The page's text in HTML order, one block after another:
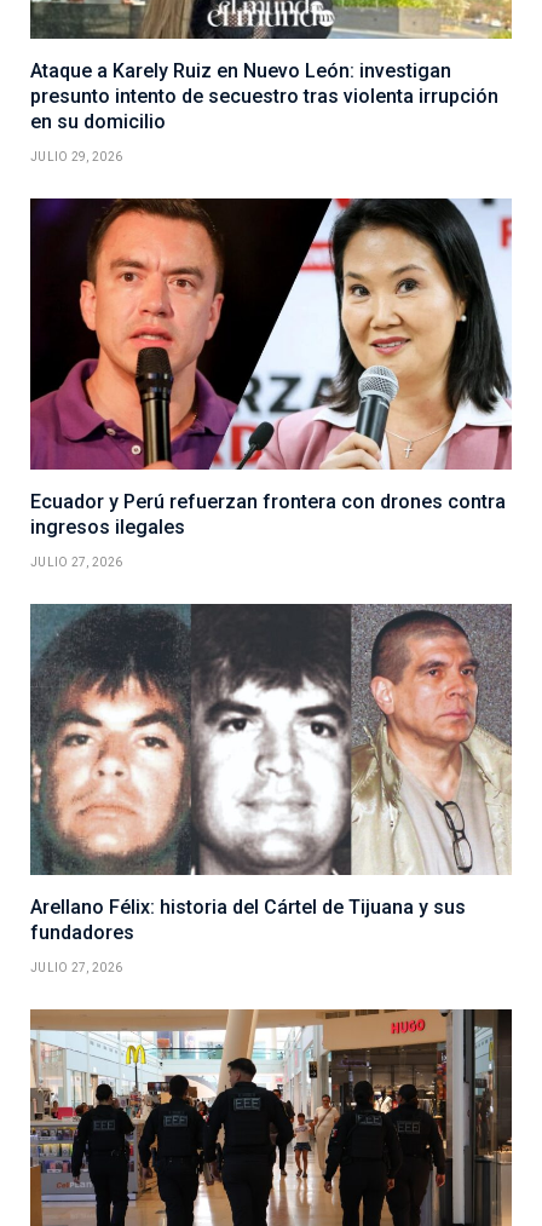
Ataque a Karely Ruiz en Nuevo León: investigan
presunto intento de secuestro tras violenta irrupción
en su domicilio
JULIO 29, 2026
Ecuador y Perú refuerzan frontera con drones contra
ingresos ilegales
JULIO 27, 2026
Arellano Félix: historia del Cártel de Tijuana y sus
fundadores
JULIO 27, 2026